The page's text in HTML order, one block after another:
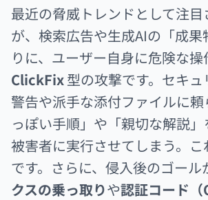
最近の脅威トレンドとして注目
が、検索広告や生成AIの「成果
りに、ユーザー自身に危険な操
ClickFix型の攻撃です。セキュ
警告や派手な添付ファイルに
っぽい手順」や「親切な解説」
被害者に実行させてしまう。
です。さらに、侵入後のゴール
クスの乗っ取りや認証コード（